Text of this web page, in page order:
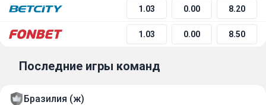
1.03 0.00 8.20
1.03 0.00 8.50
Последние игры команд
Бразилия (ж)